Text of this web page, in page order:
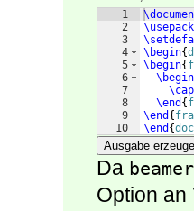
1
2
3
4
5
6
7
8
9
10
\begin{
\begin{
\begin
\end {
\end {
\end {
Ausgabe
Da beamer
Option an